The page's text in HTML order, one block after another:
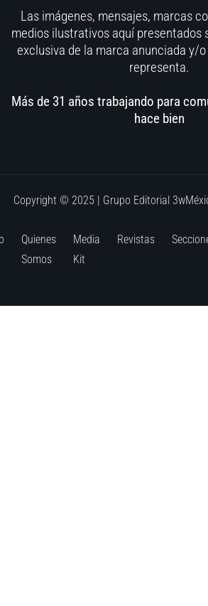
Las imágenes, mensajes, marcas
medios ilustrativos aquí presentados
exclusiva de la marca anunciada y/
representa.
Más de 31 años trabajando para
hace bien
Copyright © 2025 | Grupo Editorial
Quienes
Somos
Media
Kit
Revistas